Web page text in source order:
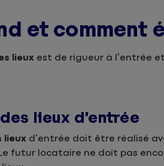
et comment
lieux est de rigueur à l’entrée
lieux d’entrée
lieux d’entrée doit être réalisé
futur locataire ne doit pas